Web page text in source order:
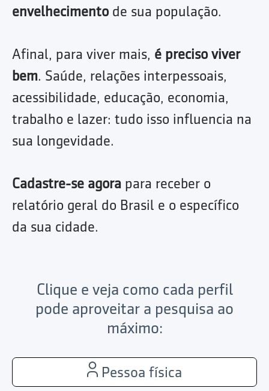
envelhecimento de sua população.
Afinal, para viver mais, é preciso viver
bem. Saúde, relações interpessoais,
acessibilidade, educação, economia,
trabalho e lazer: tudo isso influencia na
sua longevidade.
Cadastre-se agora para receber o
relatório geral do Brasil e o específico
da sua cidade.
Clique e veja como cada perfil
pode aproveitar a pesquisa ao
máximo:
Pessoa física